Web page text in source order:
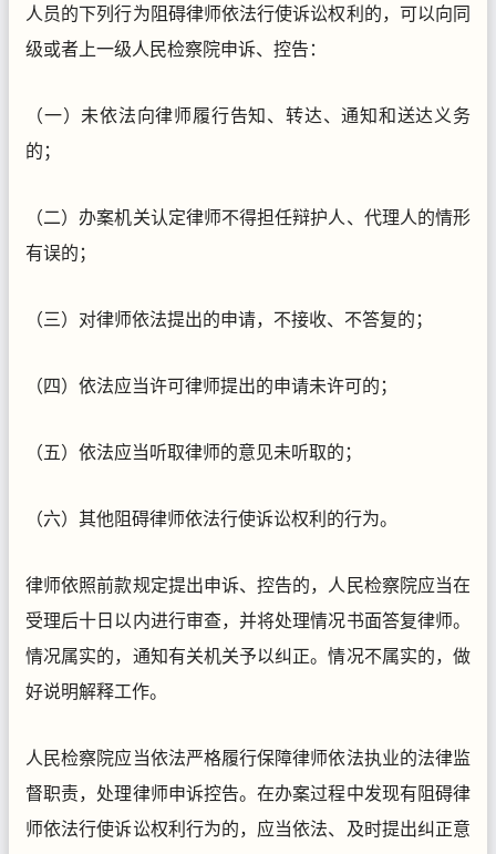
人员的下列行为阻碍律师依法行使诉讼权利的，可以向同
级或者上一级人民检察院申诉、控告：
（一）未依法向律师履行告知、转达、通知和送达义务
的；
（二）办案机关认定律师不得担任辩护人、代理人的情形
有误的；
（三）对律师依法提出的申请，不接收、不答复的；
（四）依法应当许可律师提出的申请未许可的；
（五）依法应当听取律师的意见未听取的；
（六）其他阻碍律师依法行使诉讼权利的行为。
律师依照前款规定提出申诉、控告的，人民检察院应当在
受理后十日以内进行审查，并将处理情况书面答复律师。
情况属实的，通知有关机关予以纠正。情况不属实的，做
好说明解释工作。
人民检察院应当依法严格履行保障律师依法执业的法律监
督职责，处理律师申诉控告。在办案过程中发现有阻碍律
师依法行使诉讼权利行为的，应当依法、及时提出纠正意